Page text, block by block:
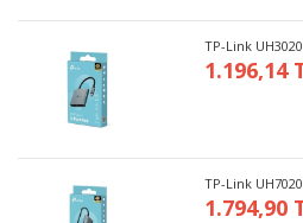
TP-Link
1.196,14
TP-Link
1.794,90